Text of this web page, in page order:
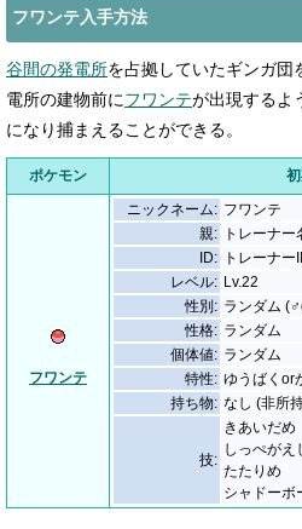
フワンテ入手方法
谷間の発電所を占拠していたギンガ団
電所の建物前にフワンテが出現するよ
になり捕まえることができる。
ポケモン
フワンテ
ニックネーム: フワンテ
親:
トレーナー
ID:
トレーナー
レベル: Lv.22
性別: ランダム
性格: ランダム
個体値: ランダム
特性: ゆうばくor
持ち物: なし (非所
技:
きあいだめ
しっぺがえ
たたりめ
シャドーボ